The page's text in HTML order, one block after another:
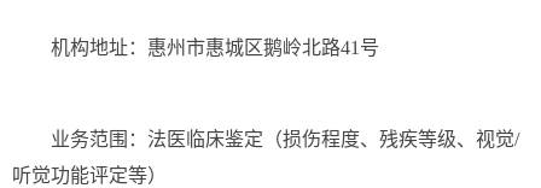
机构地址：惠州市惠城区鹅岭北路41号
业务范围：法医临床鉴定（损伤程度、残疾等级、视觉/
听觉功能评定等）